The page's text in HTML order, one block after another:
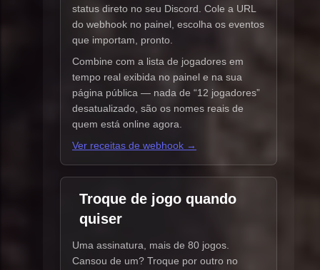
status direto no seu Discord. Cole a URL
do webhook no painel, escolha os eventos
que importam, pronto.
Combine com a lista de jogadores em
tempo real exibida no painel e na sua
página pública — nada de “12 jogadores”
desatualizado, são os nomes reais de
quem está online agora.
Ver receitas de webhook →
Troque de jogo quando
quiser
Uma assinatura, mais de 80 jogos.
Cansou de um? Troque por outro no